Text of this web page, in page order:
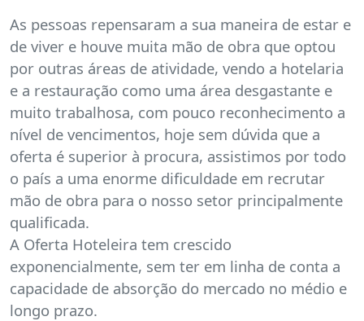
As pessoas repensaram a sua maneira de estar e
de viver e houve muita mão de obra que optou
por outras áreas de atividade, vendo a hotelaria
e a restauração como uma área desgastante e
muito trabalhosa, com pouco reconhecimento a
nível de vencimentos, hoje sem dúvida que a
oferta é superior à procura, assistimos por todo
o país a uma enorme dificuldade em recrutar
mão de obra para o nosso setor principalmente
qualificada.
A Oferta Hoteleira tem crescido
exponencialmente, sem ter em linha de conta a
capacidade de absorção do mercado no médio e
longo prazo.